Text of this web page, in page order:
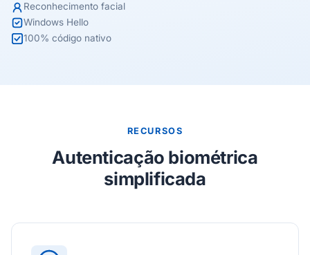
Reconhecimento facial
Windows Hello
100% código nativo
RECURSOS
Autenticação biométrica
simplificada